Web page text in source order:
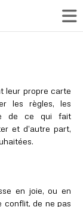
leur propre carte
les règles, les
de ce qui fait
et d’autre part,
en joie, ou en
conflit, de ne pas